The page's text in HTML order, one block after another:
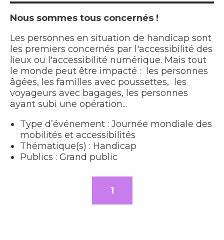
Nous sommes tous concernés !
Les personnes en situation de handicap sont
les premiers concernés par l'accessibilité des
lieux ou l'accessibilité numérique. Mais tout
le monde peut être impacté : les personnes
âgées, les familles avec poussettes, les
voyageurs avec bagages, les personnes
ayant subi une opération...
Type d’événement : Journée mondiale des
mobilités et accessibilités
Thématique(s) : Handicap
Publics : Grand public
1